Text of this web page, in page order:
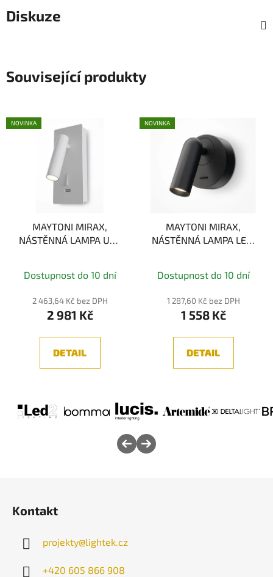
Diskuze
Související produkty
NOVINKA
MAYTONI MIRAX,
NÁSTĚNNÁ LAMPA USB
Dostupnost do 10 dní
2 463,64 Kč bez DPH
2 981 Kč
DETAIL
NOVINKA
MAYTONI MIRAX,
NÁSTĚNNÁ LAMPA LED,
Dostupnost do 10 dní
1 287,60 Kč bez DPH
1 558 Kč
DETAIL
Kontakt
projekty@lightek.cz
+420 605 866 908